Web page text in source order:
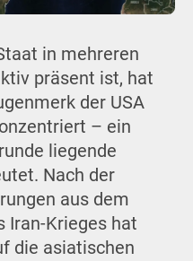
in mehreren
präsent ist, hat
der USA
– ein
liegende
Nach der
aus dem
Iran-Krieges hat
die asiatischen